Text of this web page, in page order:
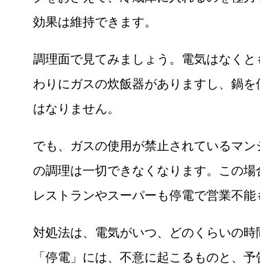
効果は維持できます。
調理面で見てみましょう。電気はなく
わりにガスの炊飯器がありますし、鍋
はなりません。
でも、ガスの使用が禁止されているマ
の調理は一切できなくなります。この
レストランやスーパーも停電で営業不
対処法は、電気がいつ、どのくらいの時
「停電」には、不意に起こるものと、